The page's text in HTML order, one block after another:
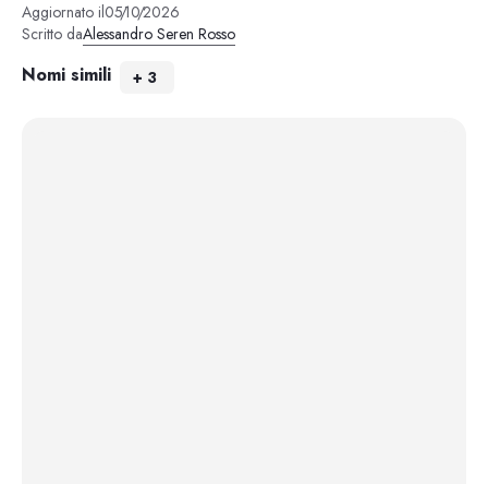
Aggiornato il05/10/2026
Scritto daAlessandro Seren Rosso
Nomi simili + 3